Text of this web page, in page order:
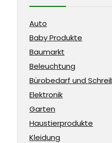
Auto
Baby Produkte
Baumarkt
Beleuchtung
Bürobedarf und
Elektronik
Garten
Haustierprodukte
Kleidung